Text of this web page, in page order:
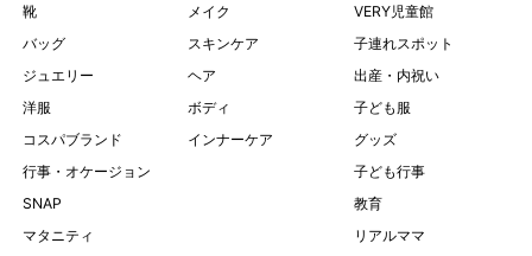
靴
バッグ
ジュエリー
洋服
コスパブランド
行事・オケージョン
SNAP
マタニティ
メイク
スキンケア
ヘア
ボディ
インナーケア
VERY児童館
子連れスポット
出産・内祝い
子ども服
グッズ
子ども行事
教育
リアルママ